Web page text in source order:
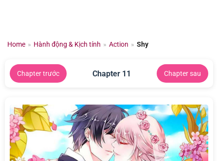
dungHome » Hành động & Kịch tính » Action » Shy
Chapter trước Chapter 11 Chapter sau